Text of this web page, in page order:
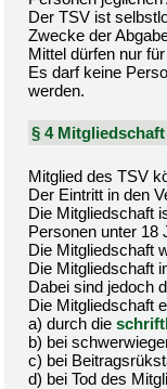
Der TSV ist
Zwecke der
Mittel dürfen nur
Es darf keine
werden.
§ 4 Mitgliedschaft
Mitglied des TSV
Der Eintritt in den
Die Mitgliedschaft
Personen unter 18
Die Mitgliedschaft
Die Mitgliedschaft
Dabei sind jedoch
Die Mitgliedschaft
a) durch die
b) bei
c) bei
d) bei Tod des